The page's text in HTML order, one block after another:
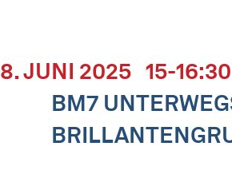
8. JUNI 2025 15-
BM7